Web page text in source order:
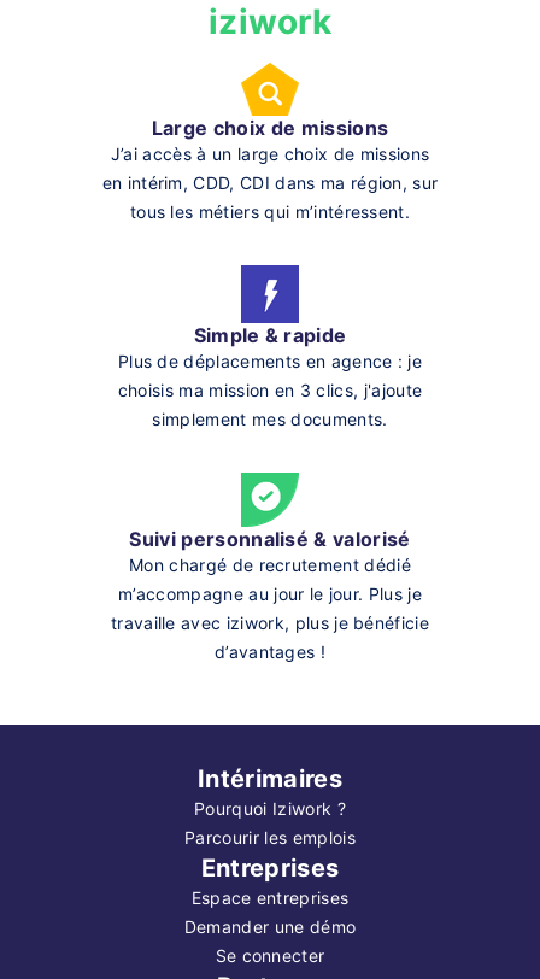
iziwork
Large choix de missions
J’ai accès à un large choix de missions
en intérim, CDD, CDI dans ma région, sur
tous les métiers qui m’intéressent.
Simple & rapide
Plus de déplacements en agence : je
choisis ma mission en 3 clics, j'ajoute
simplement mes documents.
Suivi personnalisé & valorisé
Mon chargé de recrutement dédié
m’accompagne au jour le jour. Plus je
travaille avec iziwork, plus je bénéficie
d’avantages !
Intérimaires
Pourquoi Iziwork ?
Parcourir les emplois
Entreprises
Espace entreprises
Demander une démo
Se connecter